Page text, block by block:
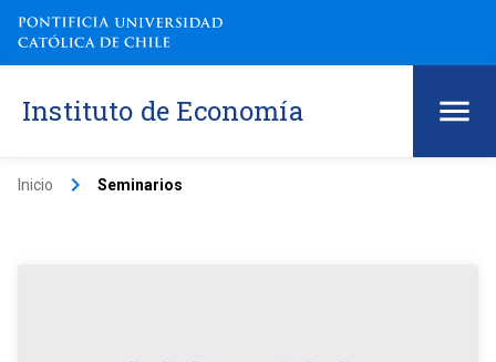
Instituto de Economía
Inicio keyboard_arrow_right Seminarios